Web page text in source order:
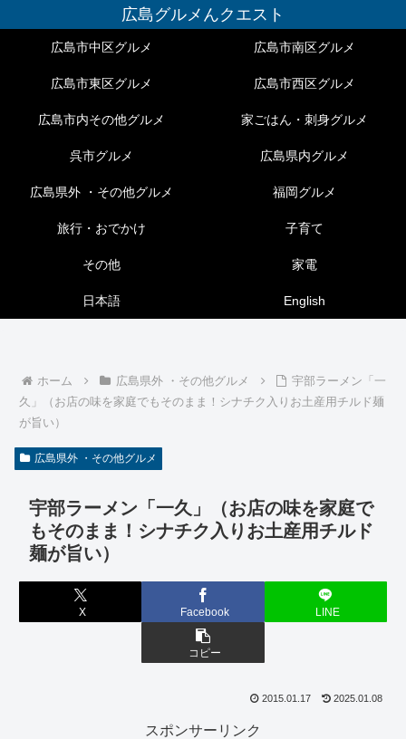
広島グルメんクエスト
広島市中区グルメ 広島市南区グルメ
広島市東区グルメ 広島市西区グルメ
広島市内その他グルメ 家ごはん・刺身グルメ
呉市グルメ 広島県内グルメ
広島県外 ・その他グルメ 福岡グルメ
旅行・おでかけ 子育て
その他 家電
日本語 English
ホーム 広島県外 ・その他グルメ
宇部ラーメン「一
久」（お店の味を家庭でもそのまま！シナチク入りお土産用チルド麺
が旨い）
広島県外 ・その他グルメ
宇部ラーメン「一久」（お店の味を家庭で
もそのまま！シナチク入りお土産用チルド
麺が旨い）
X Facebook LINE
コピー
2015.01.17 2025.01.08
スポンサーリンク